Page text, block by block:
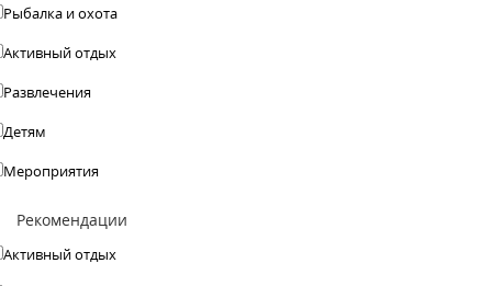
Рыбалка и охота
Активный отдых
Развлечения
Детям
Мероприятия
Рекомендации
Активный отдых